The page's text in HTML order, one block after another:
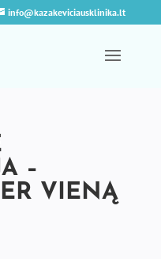
info@kazakeviciausklinika.lt
–
VIENĄ